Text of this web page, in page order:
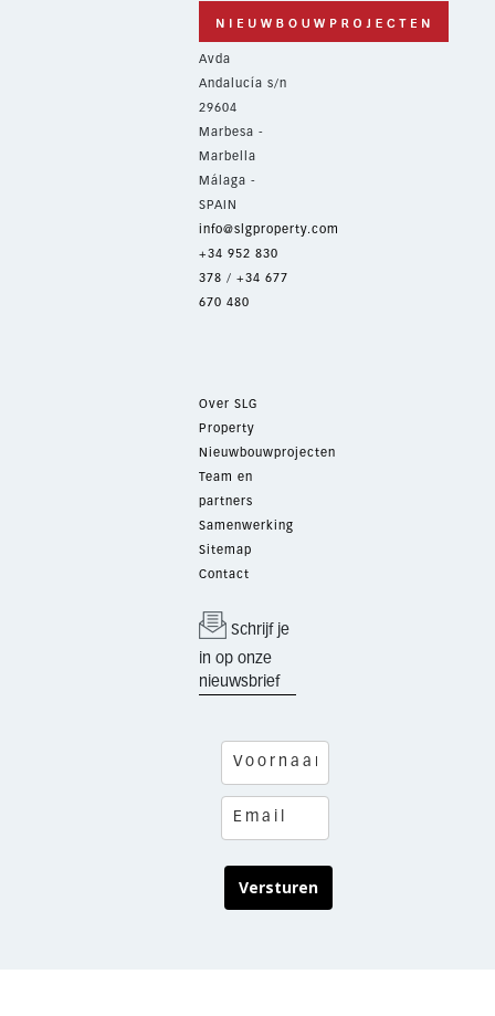
Avda
Andalucía s/n
29604
Marbesa -
Marbella
Málaga -
SPAIN
info@slgproperty.com
+34 952 830
378 / +34 677
670 480
Over SLG
Property
Nieuwbouwprojecten
Team en
partners
Samenwerking
Sitemap
Contact
Schrijf je
in op onze
nieuwsbrief
Versturen